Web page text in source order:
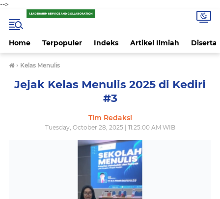
-->
Home Terpopuler Indeks Artikel Ilmiah
› Kelas Menulis
Jejak Kelas Menulis 2025 di Kediri
#3
Tim Redaksi
Tuesday, October 28, 2025 | 11:25:00 AM WIB